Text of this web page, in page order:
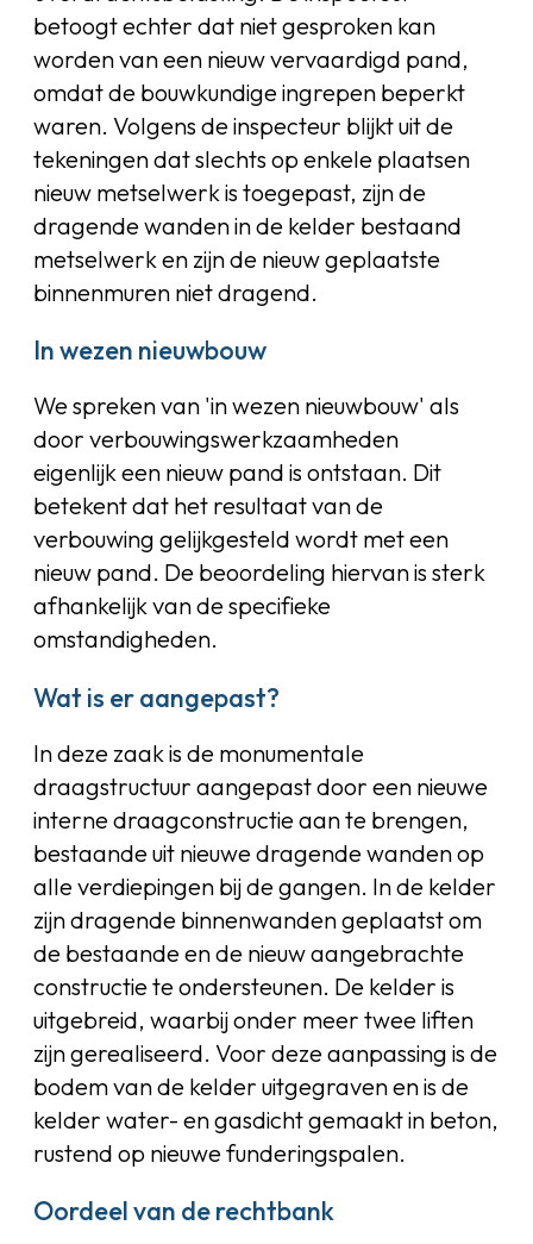
betoogt echter dat niet gesproken kan
worden van een nieuw vervaardigd pand,
omdat de bouwkundige ingrepen beperkt
waren. Volgens de inspecteur blijkt uit de
tekeningen dat slechts op enkele plaatsen
nieuw metselwerk is toegepast, zijn de
dragende wanden in de kelder bestaand
metselwerk en zijn de nieuw geplaatste
binnenmuren niet dragend.
In wezen nieuwbouw
We spreken van 'in wezen nieuwbouw' als
door verbouwingswerkzaamheden
eigenlijk een nieuw pand is ontstaan. Dit
betekent dat het resultaat van de
verbouwing gelijkgesteld wordt met een
nieuw pand. De beoordeling hiervan is sterk
afhankelijk van de specifieke
omstandigheden.
Wat is er aangepast?
In deze zaak is de monumentale
draagstructuur aangepast door een nieuwe
interne draagconstructie aan te brengen,
bestaande uit nieuwe dragende wanden op
alle verdiepingen bij de gangen. In de kelder
zijn dragende binnenwanden geplaatst om
de bestaande en de nieuw aangebrachte
constructie te ondersteunen. De kelder is
uitgebreid, waarbij onder meer twee liften
zijn gerealiseerd. Voor deze aanpassing is de
bodem van de kelder uitgegraven en is de
kelder water- en gasdicht gemaakt in beton,
rustend op nieuwe funderingspalen.
Oordeel van de rechtbank